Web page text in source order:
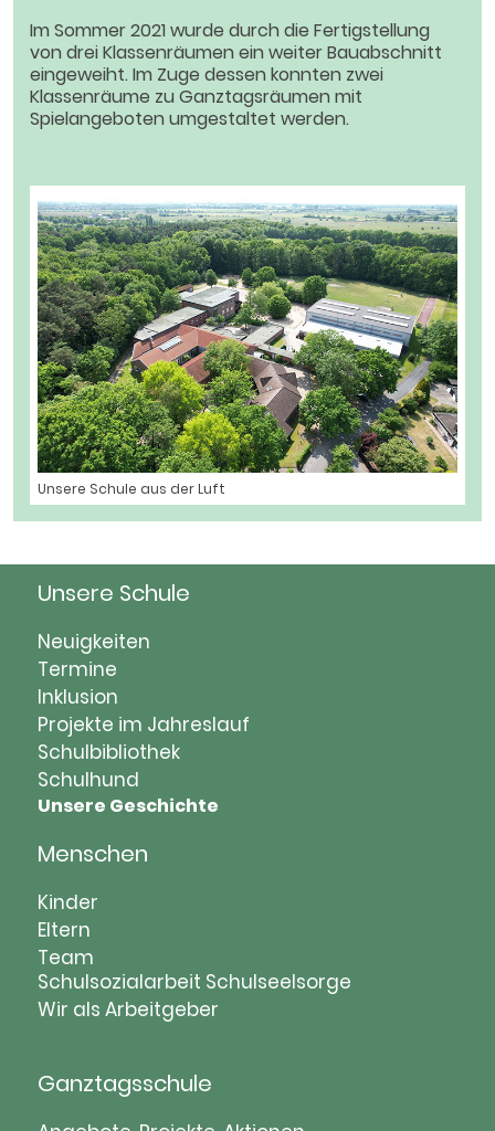
Im Sommer 2021 wurde durch die Fertigstellung
von drei Klassenräumen ein weiter Bauabschnitt
eingeweiht. Im Zuge dessen konnten zwei
Klassenräume zu Ganztagsräumen mit
Spielangeboten umgestaltet werden.
Unsere Schule aus der Luft
Unsere Schule
Navigation
überspringen
Neuigkeiten
Termine
Inklusion
Projekte im Jahreslauf
Schulbibliothek
Schulhund
Unsere Geschichte
Menschen
Navigation
überspringen
Kinder
Eltern
Team
Schulsozialarbeit Schulseelsorge
Wir als Arbeitgeber
Ganztagsschule